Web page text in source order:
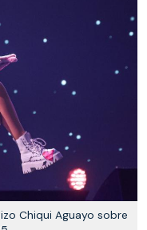
Chiqui Aguayo sobre